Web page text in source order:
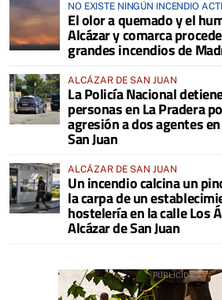
NO EXISTE NINGÚN INCENDIO
COMARCA
El olor a quemado y el
Alcázar y comarca
grandes incendios de
ALCÁZAR DE SAN JUAN
La Policía Nacional
personas en La Pradera
agresión a dos agentes
San Juan
ALCÁZAR DE SAN JUAN
Un incendio calcina un
la carpa de un
hostelería en la calle Los
Alcázar de San Juan